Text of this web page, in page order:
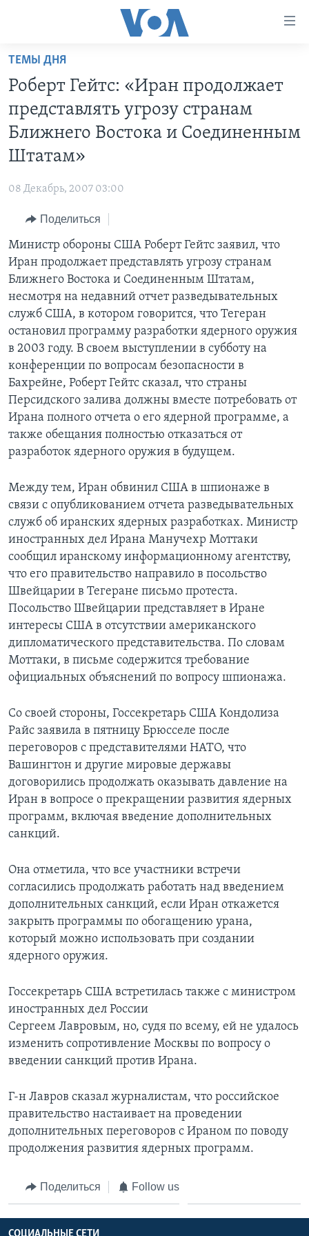
Перейти
основной
контент
Перейти
основной
Перейти
поиск
ГЛАВНОЕ
ПРОГРАММЫ
НОВОСТИ ЗА МИНУТУ
ПОЧЕМУ ЭТО ВАЖНО?
ДИСКУССИЯ VOA
ДЕТАЛИ
НЬЮ-ЙОРК NEW YORK
АМЕРИКА. БОЛЬШОЕ ПУТЕШЕСТВИЕ
ПРОЕКТЫ
УЧИМ АНГЛИЙСКИЙ
А КАК В АМЕРИКЕ?
АРТЕФАКТЫ
АМЕРИКАНСКИЕ ГОРОДКИ
ТЕСТЫ
ЭКСПЕРТИЗА
ФАКТЫ ПРОТИВ ФЕЙКОВ
ЗА СВОБОДУ ПРЕССЫ
УЧИМ АНГЛИЙСКИЙ
ВИДЕО
ПОДПИСКА НА НОВОСТИ
Learning English
СОЦИАЛЬНЫЕ СЕТИ
Языки
ТЕМЫ ДНЯ
Роберт Гейтс: «Иран продолжает
представлять угрозу странам
Ближнего Востока и Соединенным
Штатам»
08 Декабрь, 2007 03:00
Поделиться
Министр обороны США Роберт Гейтс заявил, что
Иран продолжает представлять угрозу странам
Ближнего Востока и Соединенным Штатам,
несмотря на недавний отчет разведывательных
служб США, в котором говорится, что Тегеран
остановил программу разработки ядерного оружия
в 2003 году. В своем выступлении в субботу на
конференции по вопросам безопасности в
Бахрейне, Роберт Гейтс сказал, что страны
Персидского залива должны вместе потребовать от
Ирана полного отчета о его ядерной программе, а
также обещания полностью отказаться от
разработок ядерного оружия в будущем.
Между тем, Иран обвинил США в шпионаже в
связи с опубликованием отчета разведывательных
служб об иранских ядерных разработках. Министр
иностранных дел Ирана Манучехр Моттаки
сообщил иранскому информационному агентству,
что его правительство направило в посольство
Швейцарии в Тегеране письмо протеста.
Посольство Швейцарии представляет в Иране
интересы США в отсутствии американского
дипломатического представительства. По словам
Моттаки, в письме содержится требование
официальных объяснений по вопросу шпионажа.
Со своей стороны, Госсекретарь США Кондолиза
Райс заявила в пятницу Брюсселе после
переговоров с представителями НАТО, что
Вашингтон и другие мировые державы
договорились продолжать оказывать давление на
Иран в вопросе о прекращении развития ядерных
программ, включая введение дополнительных
санкций.
Она отметила, что все участники встречи
согласились продолжать работать над введением
дополнительных санкций, если Иран откажется
закрыть программы по обогащению урана,
который можно использовать при создании
ядерного оружия.
Госсекретарь США встретилась также с министром
иностранных дел России
Сергеем Лавровым, но, судя по всему, ей не удалось
изменить сопротивление Москвы по вопросу о
введении санкций против Ирана.
Г-н Лавров сказал журналистам, что российское
правительство настаивает на проведении
дополнительных переговоров с Ираном по поводу
продолжения развития ядерных программ.
Поделиться Follow us